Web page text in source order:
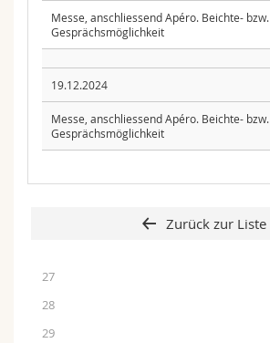
Messe, anschliessend Apéro. Beichte- bzw.
Gesprächsmöglichkeit
19.12.2024
Messe, anschliessend Apéro. Beichte- bzw.
Gesprächsmöglichkeit
Zurück zur Liste
27
28
29